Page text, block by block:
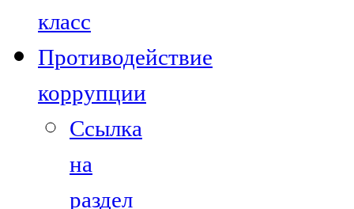
класс
Противодействие
коррупции
Ссылка
на
раздел